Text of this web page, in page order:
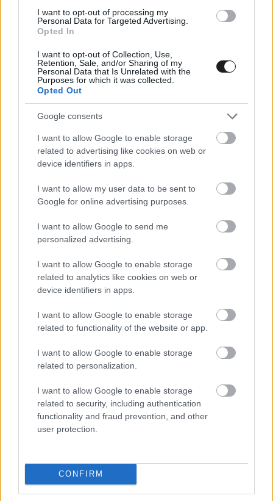
I want to opt-out of processing my
Personal Data for Targeted Advertising.
Opted In
I want to opt-out of Collection, Use,
Retention, Sale, and/or Sharing of my
Personal Data that Is Unrelated with the
Purposes for which it was collected.
Opted Out
Google consents
I want to allow Google to enable storage
related to advertising like cookies on web or
device identifiers in apps.
I want to allow my user data to be sent to
Google for online advertising purposes.
I want to allow Google to send me
personalized advertising.
I want to allow Google to enable storage
related to analytics like cookies on web or
device identifiers in apps.
I want to allow Google to enable storage
related to functionality of the website or app.
I want to allow Google to enable storage
related to personalization.
I want to allow Google to enable storage
related to security, including authentication
functionality and fraud prevention, and other
user protection.
CONFIRM
Így néz ki az Audi történetének
első F1-es autója (fotó)
Hivatalosan is megkezdte története első F1-es korszakát az
FORMA-1 / 2026. JAN. 20.